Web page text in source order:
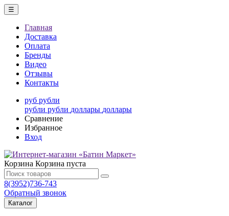
☰
Главная
Доставка
Оплата
Бренды
Видео
Отзывы
Контакты
руб рубли
рубли рубли доллары доллары
Сравнение
Избранное
Вход
Корзина Корзина пуста
8(3952)736-743
Обратный звонок
Каталог